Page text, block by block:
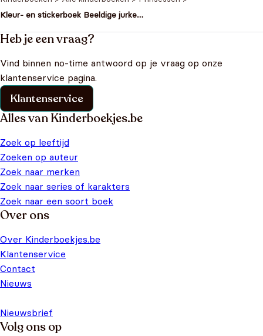
Kleur- en stickerboek Beeldige jurken
Heb je een vraag?
Vind binnen no-time antwoord op je vraag op onze
klantenservice pagina.
Klantenservice
Alles van Kinderboekjes.be
Zoek op leeftijd
Zoeken op auteur
Zoek naar merken
Zoek naar series of karakters
Zoek naar een soort boek
Over ons
Over Kinderboekjes.be
Klantenservice
Contact
Nieuws
Nieuwsbrief
Volg ons op